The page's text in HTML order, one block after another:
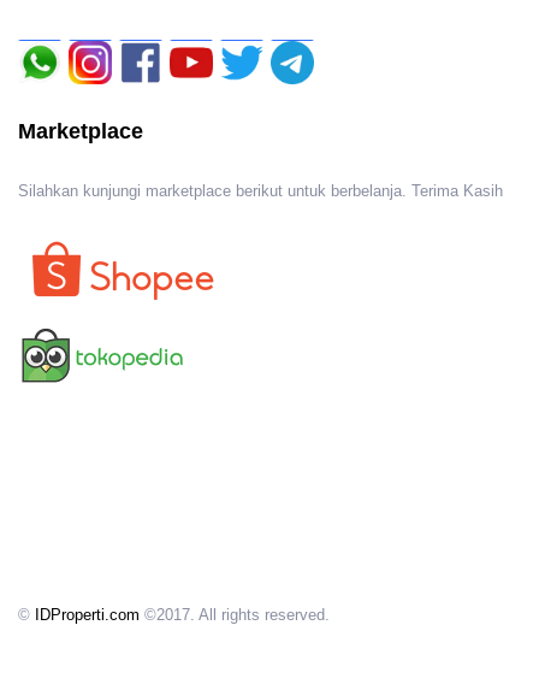
Marketplace
Silahkan kunjungi marketplace berikut untuk berbelanja. Terima Kasih
© IDProperti.com ©2017. All rights reserved.